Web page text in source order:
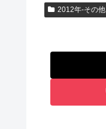
2012年-その他